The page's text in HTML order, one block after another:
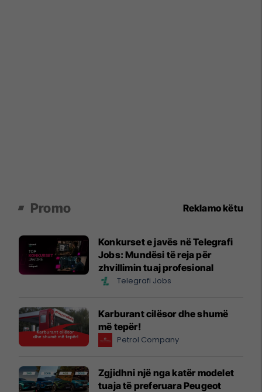
Promo Reklamo këtu
Konkurset e javës në Telegrafi
Jobs: Mundësi të reja për
zhvillimin tuaj profesional
Telegrafi Jobs
Karburant cilësor dhe shumë
më tepër!
Petrol Company
Zgjidhni një nga katër modelet
tuaja të preferuara Peugeot